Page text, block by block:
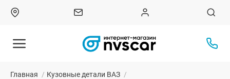
Главная / Кузовные детали ВАЗ /